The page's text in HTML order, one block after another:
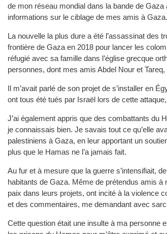
de mon réseau mondial dans la bande de
informations sur le ciblage de mes amis à Gaza.
La nouvelle la plus dure a été l’assassinat des
frontière de Gaza en 2018 pour lancer les
réfugié avec sa famille dans l’église grecque
personnes, dont mes amis Abdel Nour et
Il m’avait parlé de son projet de s’installer en
ont tous été tués par Israël lors de cette
J’ai également appris que des combattants du
je connaissais bien. Je savais tout ce qu’elle
palestiniens à Gaza, en leur apportant un
plus que le Hamas ne l’a jamais fait.
Au fur et à mesure que la guerre s’intensifiait,
habitants de Gaza. Même de prétendus amis
paix dans leurs projets, ont incité à la violence
et des commentaires, me demandant avec
Cette question était une insulte à ma personne